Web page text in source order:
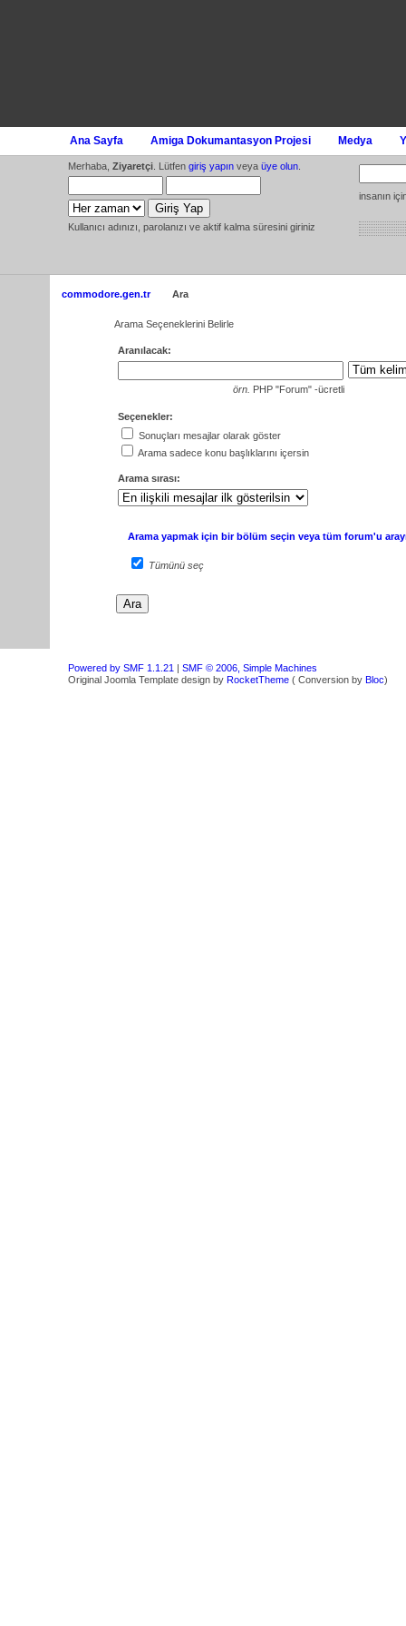
Ana Sayfa Amiga Dokumantasyon Projesi Medya
Merhaba, Ziyaretçi . Lütfen giriş yapın veya üye olun
Kullanıcı adınızı, parolanızı ve aktif kalma süresini giriniz
insanın
commodore.gen.tr Ara
Arama Seçeneklerini Belirle
Aranılacak:
örn. PHP "Forum" -ücretli
Seçenekler:
Sonuçları mesajlar olarak göster
Arama sadece konu başlıklarını içersin
Arama sırası:
Arama yapmak için bir bölüm seçin veya tüm forum'u
Tümünü seç
Powered by SMF 1.1.21 | SMF © 2006, Simple Machines
Original Joomla Template design by RocketTheme ( Conversion by Bloc)